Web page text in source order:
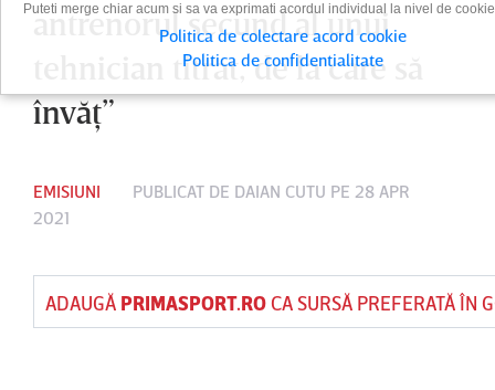
antrenorul secund al unui
tehnician titrat, de la care să
învăţ”
EMISIUNI PUBLICAT DE DAIAN CUTU PE 28 APR
2021
ADAUGĂ PRIMASPORT.ROCA SURSĂ PREFERATĂ ÎN
Puteti merge chiar acum si sa va exprimati acordul individual la nivel de
Politica de colectare acord cookie
Politica de confidentialitate